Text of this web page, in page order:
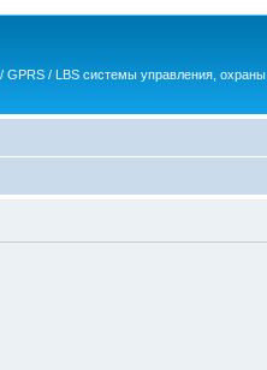
/ LBS системы управления, охраны